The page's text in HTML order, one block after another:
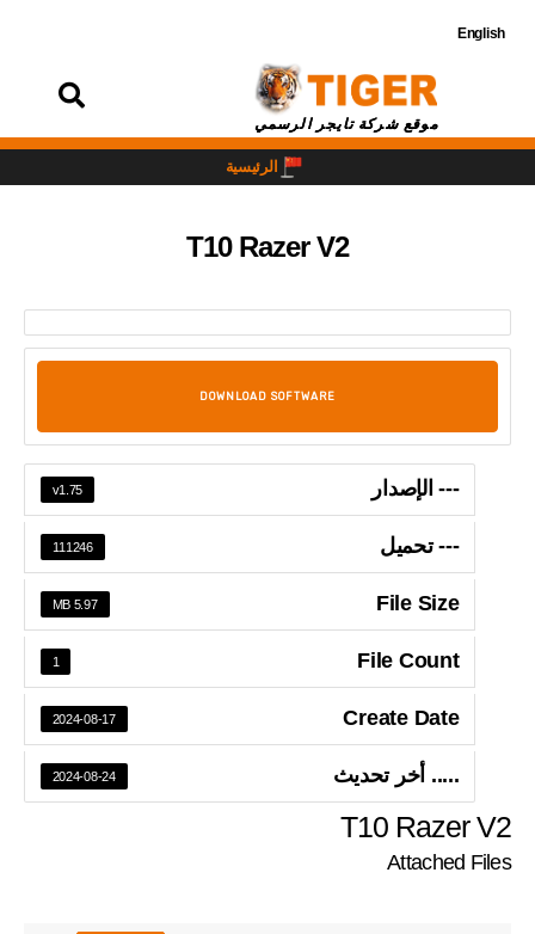
English
موقع شركة تايجر الرسمي
الرئيسية
T10 Razer V2
DOWNLOAD SOFTWARE
--- الإصدار v1.75
--- تحميل 111246
File Size
5.97 MB
File Count
1
Create Date
2024-08-17
..... أخر تحديث 2024-08-24
T10 Razer V2
Attached Files